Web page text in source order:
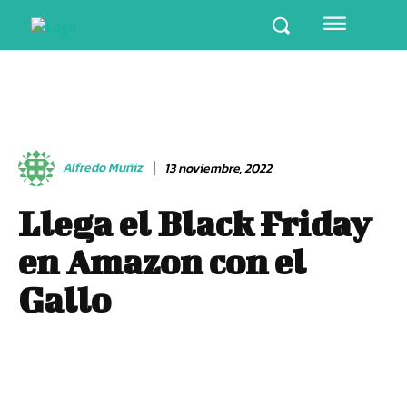
Alfredo Muñiz 13 noviembre, 2022
Llega el Black Friday
en Amazon con el
Gallo